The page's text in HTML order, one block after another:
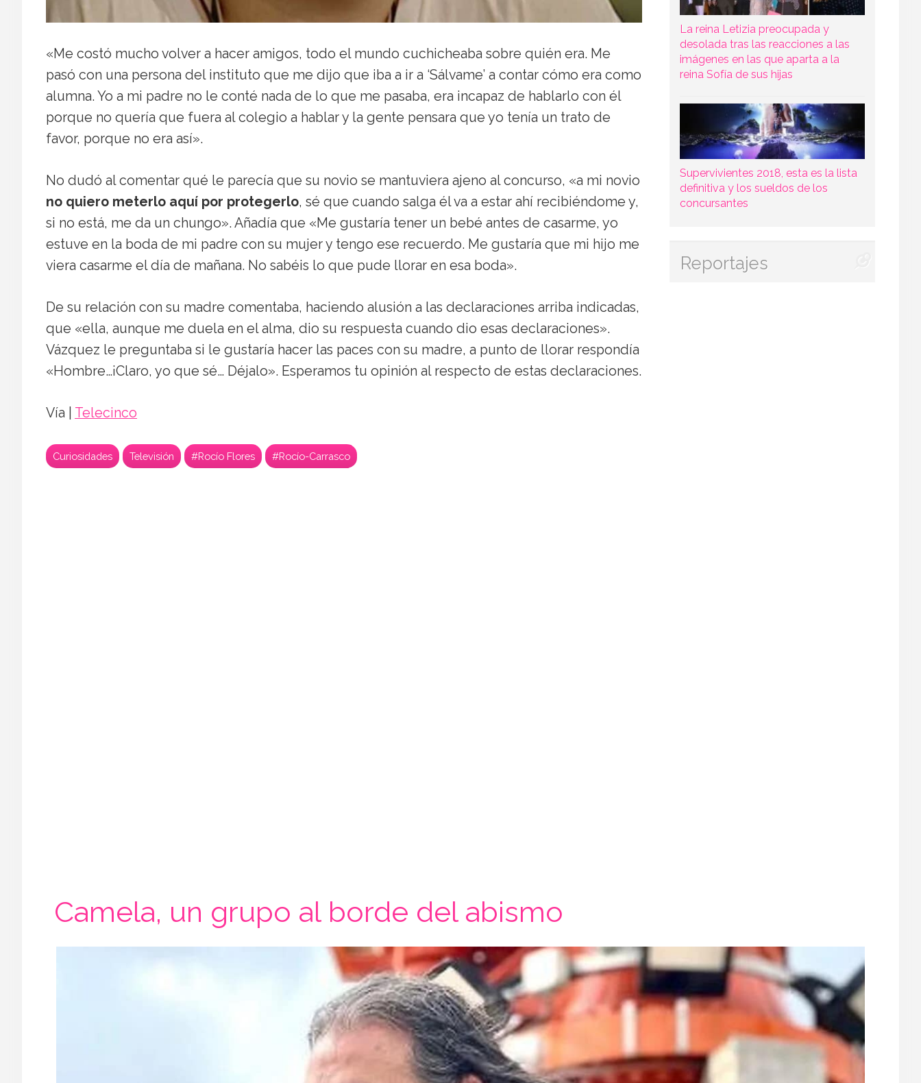
«Me costó mucho volver a hacer amigos, todo el mundo cuchicheaba sobre quién era. Me
pasó con una persona del instituto que me dijo que iba a ir a ‘Sálvame’ a contar cómo era como
alumna. Yo a mi padre no le conté nada de lo que me pasaba, era incapaz de hablarlo con él
porque no quería que fuera al colegio a hablar y la gente pensara que yo tenía un trato de
favor, porque no era así».
No dudó al comentar qué le parecía que su novio se mantuviera ajeno al concurso, «a mi novio
no quiero meterlo aquí por protegerlo, sé que cuando salga él va a estar ahí recibiéndome y,
si no está, me da un chungo». Añadía que «Me gustaría tener un bebé antes de casarme, yo
estuve en la boda de mi padre con su mujer y tengo ese recuerdo. Me gustaría que mi hijo me
viera casarme el día de mañana. No sabéis lo que pude llorar en esa boda».
De su relación con su madre comentaba, haciendo alusión a las declaraciones arriba indicadas,
que «ella, aunque me duela en el alma, dio su respuesta cuando dio esas declaraciones».
Vázquez le preguntaba si le gustaría hacer las paces con su madre, a punto de llorar respondía
«Hombre…¡Claro, yo que sé… Déjalo». Esperamos tu opinión al respecto de estas declaraciones.
Vía | Telecinco
Curiosidades Televisión #Rocío Flores #Rocío-Carrasco
La reina Letizia preocupada y
desolada tras las reacciones a las
imágenes en las que aparta a la
reina Sofía de sus hijas
Supervivientes 2018, esta es la lista
definitiva y los sueldos de los
concursantes
Reportajes
Camela, un grupo al borde del abismo